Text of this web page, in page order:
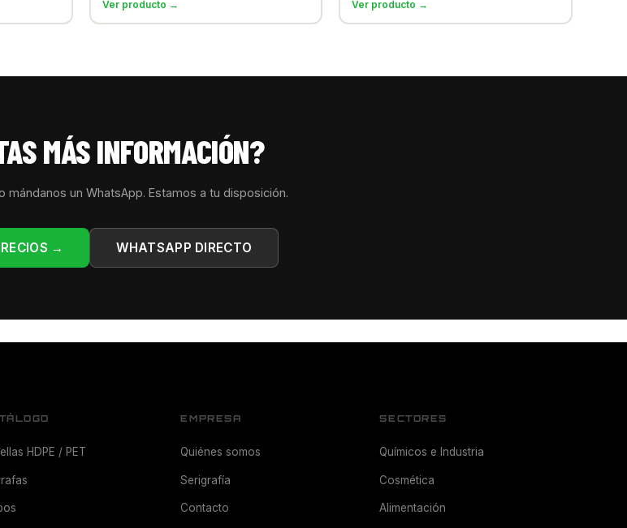
Ver producto → Ver producto →
MÁS INFORMACIÓN?
mándanos un WhatsApp. Estamos a tu disposición.
→ WHATSAPP DIRECTO
HDPE / PET
EMPRESA
Quiénes somos
Serigrafía
Contacto
SECTORES
Químicos e Industria
Cosmética
Alimentación